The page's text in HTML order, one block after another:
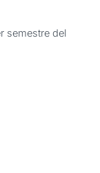
semestre del